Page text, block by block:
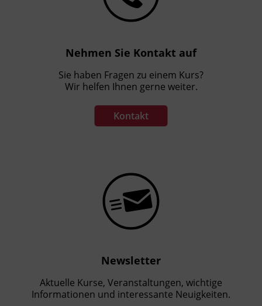
Nehmen Sie Kontakt auf
Sie haben Fragen zu einem Kurs?
Wir helfen Ihnen gerne weiter.
Kontakt
Newsletter
Aktuelle Kurse, Veranstaltungen, wichtige
Informationen und interessante Neuigkeiten.